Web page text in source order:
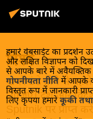
हमारे वेबसाईट का प्रदर्शन
और लक्षित विज्ञापन को
से आपके बारे में अवैयक्तिक
गोपनीयता नीति में आपके
विस्तृत रूप में जानकारी
लिए कृपया हमारे कूकी तथा
विश्व
खबरें ठंडे होने से पहले
लीजिए। देश और
Sputnik पर प्राप्त करें!